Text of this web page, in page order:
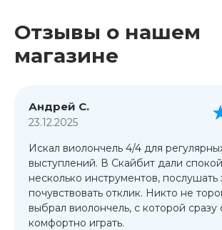
Отзывы о нашем
магазине
Андрей С.
23.12.2025
Искал виолончель 4/4 для
выступлений. В Скайбит дали
несколько инструментов, послушать
почувствовать отклик. Никто не
выбрал виолончель, с которой сразу
комфортно играть.